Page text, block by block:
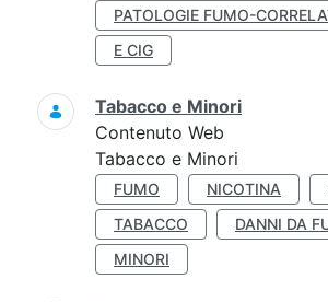
PATOLOGIE FUMO-
E CIG
Tabacco e Minori
Contenuto Web
Tabacco e Minori
FUMO NICOTINA
TABACCO
DANNI DA
MINORI